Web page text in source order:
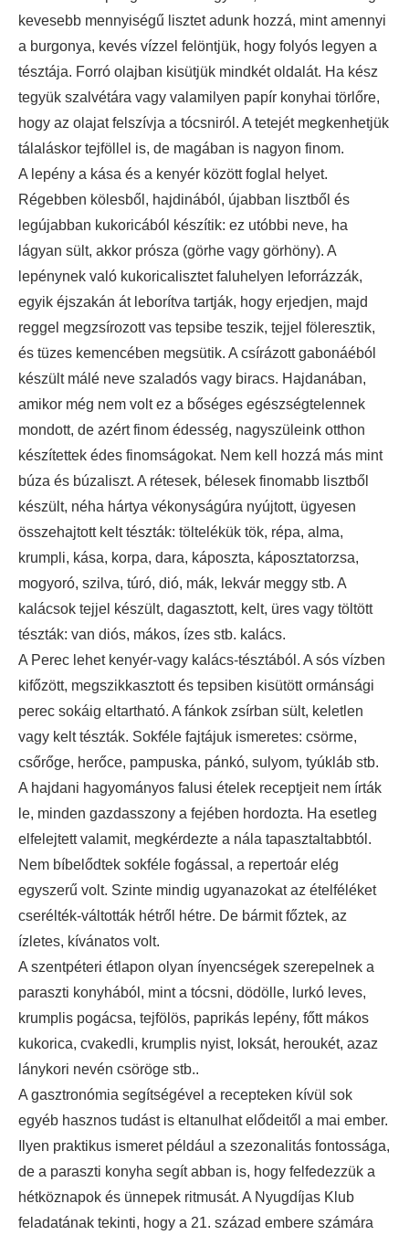
kevesebb mennyiségű lisztet adunk hozzá, mint amennyi
a burgonya, kevés vízzel felöntjük, hogy folyós legyen a
tésztája. Forró olajban kisütjük mindkét oldalát. Ha kész
tegyük szalvétára vagy valamilyen papír konyhai törlőre,
hogy az olajat felszívja a tócsniról. A tetejét megkenhetjük
tálaláskor tejföllel is, de magában is nagyon finom.
A lepény a kása és a kenyér között foglal helyet.
Régebben kölesből, hajdinából, újabban lisztből és
legújabban kukoricából készítik: ez utóbbi neve, ha
lágyan sült, akkor prósza (görhe vagy görhöny). A
lepénynek való kukoricalisztet faluhelyen leforrázzák,
egyik éjszakán át leborítva tartják, hogy erjedjen, majd
reggel megzsírozott vas tepsibe teszik, tejjel föleresztik,
és tüzes kemencében megsütik. A csírázott gabonáéból
készült málé neve szaladós vagy biracs. Hajdanában,
amikor még nem volt ez a bőséges egészségtelennek
mondott, de azért finom édesség, nagyszüleink otthon
készítettek édes finomságokat. Nem kell hozzá más mint
búza és búzaliszt. A rétesek, bélesek finomabb lisztből
készült, néha hártya vékonyságúra nyújtott, ügyesen
összehajtott kelt tészták: töltelékük tök, répa, alma,
krumpli, kása, korpa, dara, káposzta, káposztatorzsa,
mogyoró, szilva, túró, dió, mák, lekvár meggy stb. A
kalácsok tejjel készült, dagasztott, kelt, üres vagy töltött
tészták: van diós, mákos, ízes stb. kalács.
A Perec lehet kenyér-vagy kalács-tésztából. A sós vízben
kifőzött, megszikkasztott és tepsiben kisütött ormánsági
perec sokáig eltartható. A fánkok zsírban sült, keletlen
vagy kelt tészták. Sokféle fajtájuk ismeretes: csörme,
csőrőge, herőce, pampuska, pánkó, sulyom, tyúkláb stb.
A hajdani hagyományos falusi ételek receptjeit nem írták
le, minden gazdasszony a fejében hordozta. Ha esetleg
elfelejtett valamit, megkérdezte a nála tapasztaltabbtól.
Nem bíbelődtek sokféle fogással, a repertoár elég
egyszerű volt. Szinte mindig ugyanazokat az ételféléket
cserélték-váltották hétről hétre. De bármit főztek, az
ízletes, kívánatos volt.
A szentpéteri étlapon olyan ínyencségek szerepelnek a
paraszti konyhából, mint a tócsni, dödölle, lurkó leves,
krumplis pogácsa, tejfölös, paprikás lepény, főtt mákos
kukorica, cvakedli, krumplis nyist, loksát, heroukét, azaz
lánykori nevén csöröge stb..
A gasztronómia segítségével a recepteken kívül sok
egyéb hasznos tudást is eltanulhat elődeitől a mai ember.
Ilyen praktikus ismeret például a szezonalitás fontossága,
de a paraszti konyha segít abban is, hogy felfedezzük a
hétköznapok és ünnepek ritmusát. A Nyugdíjas Klub
feladatának tekinti, hogy a 21. század embere számára